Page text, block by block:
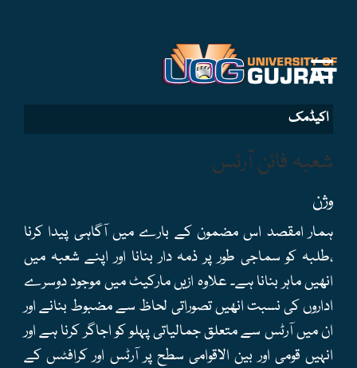
اکیڈمک
شعبہ فائن آرٹس
وژن
ہمار امقصد اس مضمون کے بارے میں آگاہی پیدا کرنا
،طلبہ کو سماجی طور پر ذمہ دار بنانا اور اپنے شعبہ میں
انھیں ماہر بنانا ہے۔ علاوہ ازیں مارکیٹ میں موجود دوسرے
اداروں کی نسبت انھیں تصوراتی لحاظ سے مضبوط بنانے اور
ان میں آرٹس سے متعلق جمالیاتی پہلو کو اجاگر کرنا ہے اور
انہیں قومی اور بین الاقوامی سطح پر آرٹس اور کرافٹس کے